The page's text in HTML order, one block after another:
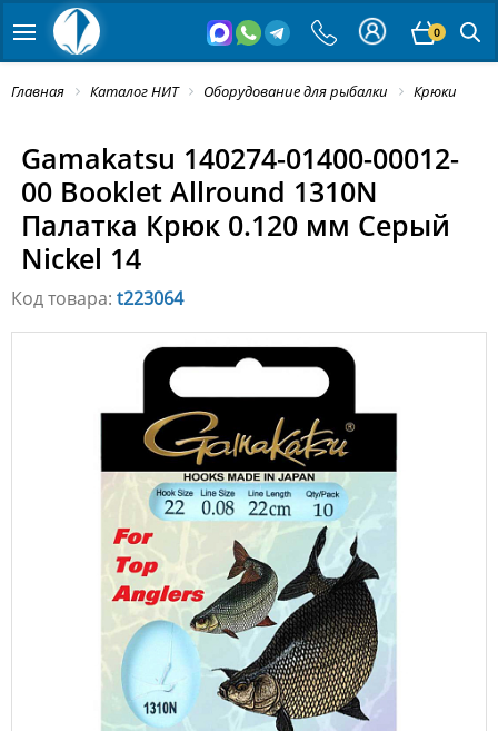
0
Главная Каталог НИТ Оборудование для рыбалки Крюки
Gamakatsu 140274-01400-00012-
00 Booklet Allround 1310N
Палатка Крюк 0.120 мм Серый
Nickel 14
Код товара: t223064